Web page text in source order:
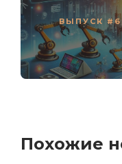
ВЫПУСК
Похожие